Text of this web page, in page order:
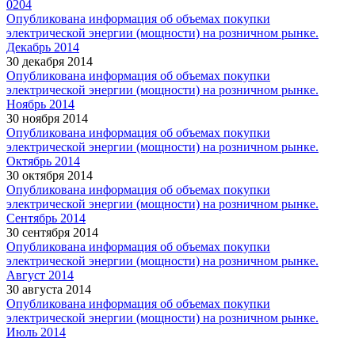
0204
Опубликована информация об объемах покупки
электрической энергии (мощности) на розничном рынке.
Декабрь 2014
30 декабря 2014
Опубликована информация об объемах покупки
электрической энергии (мощности) на розничном рынке.
Ноябрь 2014
30 ноября 2014
Опубликована информация об объемах покупки
электрической энергии (мощности) на розничном рынке.
Октябрь 2014
30 октября 2014
Опубликована информация об объемах покупки
электрической энергии (мощности) на розничном рынке.
Сентябрь 2014
30 сентября 2014
Опубликована информация об объемах покупки
электрической энергии (мощности) на розничном рынке.
Август 2014
30 августа 2014
Опубликована информация об объемах покупки
электрической энергии (мощности) на розничном рынке.
Июль 2014